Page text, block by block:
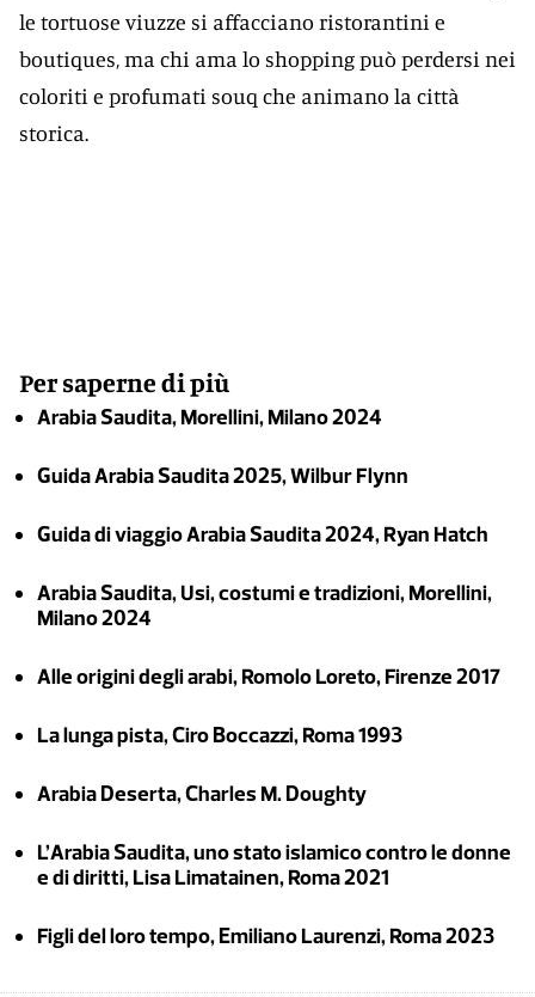
le tortuose viuzze si affacciano ristorantini e
boutiques, ma chi ama lo shopping può perdersi nei
coloriti e profumati souq che animano la città
storica.
Per saperne di più
Arabia Saudita, Morellini, Milano 2024
Guida Arabia Saudita 2025, Wilbur Flynn
Guida di viaggio Arabia Saudita 2024, Ryan Hatch
Arabia Saudita, Usi, costumi e tradizioni, Morellini,
Milano 2024
Alle origini degli arabi, Romolo Loreto, Firenze 2017
La lunga pista, Ciro Boccazzi, Roma 1993
Arabia Deserta, Charles M. Doughty
L’Arabia Saudita, uno stato islamico contro le donne
e di diritti, Lisa Limatainen, Roma 2021
Figli del loro tempo, Emiliano Laurenzi, Roma 2023